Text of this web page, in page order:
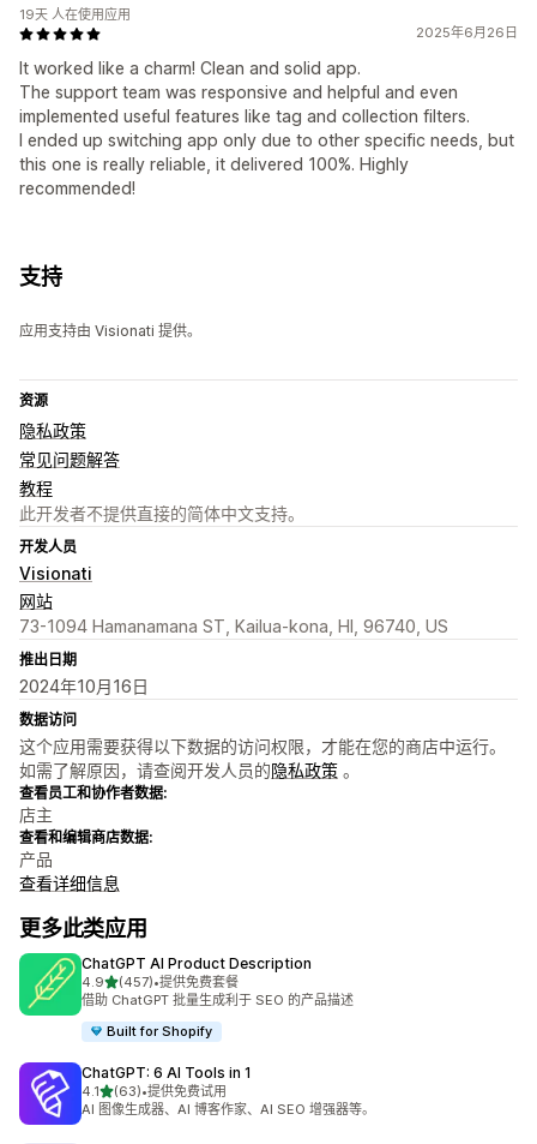
2025年6月26日
It worked like a charm! Clean and solid app.
The support team was responsive and helpful and even
implemented useful features like tag and collection filters.
I ended up switching app only due to other specific needs, but
this one is really reliable, it delivered 100%. Highly
recommended!
19天 人在使用应用
支持
应用支持由 Visionati 提供。
资源
隐私政策
常见问题解答
教程
此开发者不提供直接的简体中文支持。
开发人员
Visionati
网站
73-1094 Hamanamana ST, Kailua-kona, HI, 96740, US
推出日期
2024年10月16日
数据访问
这个应用需要获得以下数据的访问权限，才能在您的商店中运行。
如需了解原因，请查阅开发人员的隐私政策 。
查看员工和协作者数据:
店主
查看和编辑商店数据:
产品
查看详细信息
更多此类应用
ChatGPT AI Product Description
4.9星（满分 5 星）
(457)
总共 457 条评论
•提供免费套餐
借助 ChatGPT 批量生成利于 SEO 的产品描述
Built for Shopify
ChatGPT: 6 AI Tools in 1
4.1星（满分 5 星）
(63)
总共 63 条评论
•提供免费试用
AI 图像生成器、AI 博客作家、AI SEO 增强器等。